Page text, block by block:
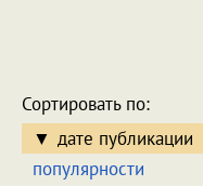
Сортировать по:
дате публикации
популярности